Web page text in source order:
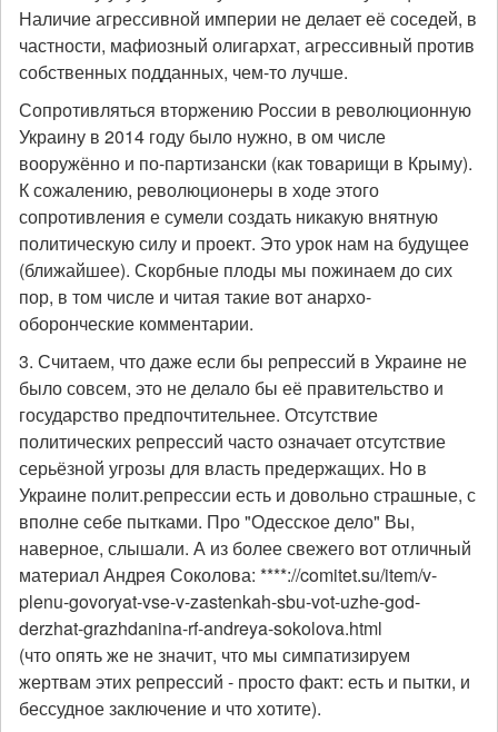
Наличие агрессивной империи не делает её соседей, в
частности, мафиозный олигархат, агрессивный против
собственных подданных, чем-то лучше.
Сопротивляться вторжению России в революционную
Украину в 2014 году было нужно, в ом числе
вооружённо и по-партизански (как товарищи в Крыму).
К сожалению, революционеры в ходе этого
сопротивления е сумели создать никакую внятную
политическую силу и проект. Это урок нам на будущее
(ближайшее). Скорбные плоды мы пожинаем до сих
пор, в том числе и читая такие вот анархо-
оборонческие комментарии.
3. Считаем, что даже если бы репрессий в Украине не
было совсем, это не делало бы её правительство и
государство предпочтительнее. Отсутствие
политических репрессий часто означает отсутствие
серьёзной угрозы для власть предержащих. Но в
Украине полит.репрессии есть и довольно страшные, с
вполне себе пытками. Про "Одесское дело" Вы,
наверное, слышали. А из более свежего вот отличный
материал Андрея Соколова: ****://comitet.su/item/v-
plenu-govoryat-vse-v-zastenkah-sbu-vot-uzhe-god-
derzhat-grazhdanina-rf-andreya-sokolova.html
(что опять же не значит, что мы симпатизируем
жертвам этих репрессий - просто факт: есть и пытки, и
бессудное заключение и что хотите).